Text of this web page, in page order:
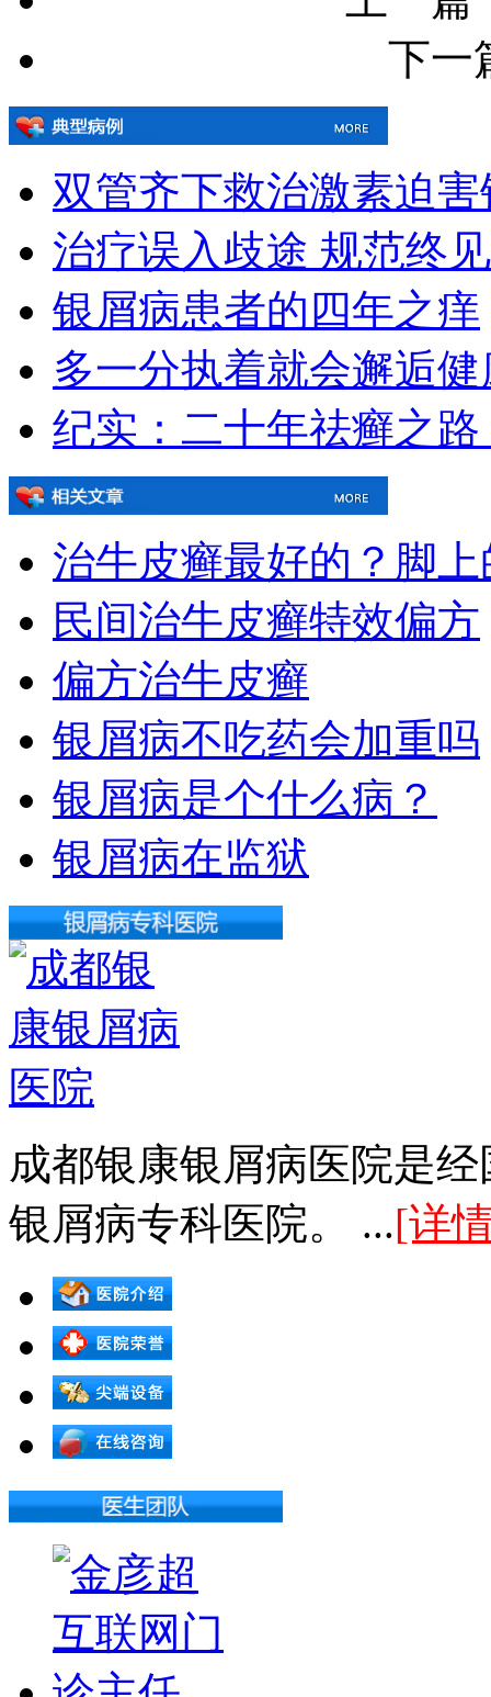
下一
双管齐下救治激素迫
治疗误入歧途 规范终
银屑病患者的四年之痒
多一分执着就会邂逅健
纪实：二十年祛癣之
治牛皮癣最好的？脚
民间治牛皮癣特效偏方
偏方治牛皮癣
银屑病不吃药会加重吗
银屑病是个什么病？
银屑病在监狱
成都银康银屑病医院是
银屑病专科医院。 ...[详